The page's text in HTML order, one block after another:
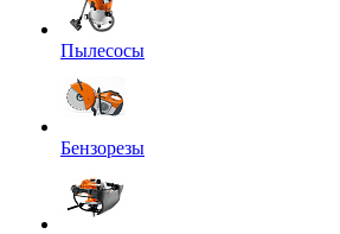
Пылесосы
Бензорезы